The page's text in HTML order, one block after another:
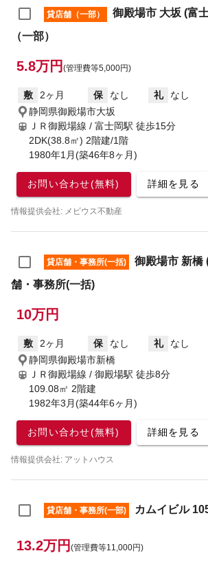
貸店舗（一部）
御殿場市 大坂 (富
（一部）
5.8万円 (管理費等5,000円)
敷 2ヶ月 保 なし 礼
なし
静岡県御殿場市大坂
ＪＲ御殿場線 / 富士岡駅 徒歩15分
2DK(38.8㎡) 2階建/1階
1980年1月(築46年8ヶ月)
お問い合わせ(無料) 詳細を見る
情報提供会社: メビウス不動産
貸店舗・事務所(一括)
御殿場市 新橋
舗・事務所(一括)
10万円
敷 2ヶ月 保 なし 礼
なし
静岡県御殿場市新橋
ＪＲ御殿場線 / 御殿場駅 徒歩8分
109.08㎡ 2階建
1982年3月(築44年6ヶ月)
お問い合わせ(無料) 詳細を見る
情報提供会社: アットハウス
貸店舗・事務所(一部) カムイビル
13.2万円 (管理費等11,000円)